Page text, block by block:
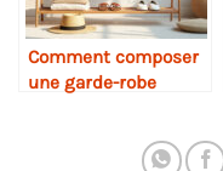
Comment composer
une garde-robe